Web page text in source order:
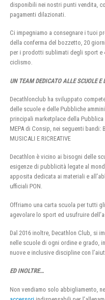
disponibili nei nostri punti vendita,
pagamenti dilazionati.
Ci impegniamo a consegnare i tuoi
della conferma del bozzetto, 20
per i prodotti sublimati degli sport e
ciclismo.
UN TEAM DEDICATO ALLE SCUOLE E
Decathlonclub ha sviluppato
delle scuole e delle Pubbliche
principali marketplace della
MEPA di Consip, nei seguenti bandi:
MUSICALI E RICREATIVE
Decathlon è vicino ai bisogni delle
esigenze di pubblicità legate al
apposita dedicata ai materiali e
ufficiali PON.
Offriamo una carta scuola per tutti
agevolare lo sport ed usufruire
Dal 2016 inoltre, Decathlon Club, si
nelle scuole di ogni ordine e grado,
nuove e inclusive discipline con
ED INOLTRE…
Non vendiamo solo abbigliamento,